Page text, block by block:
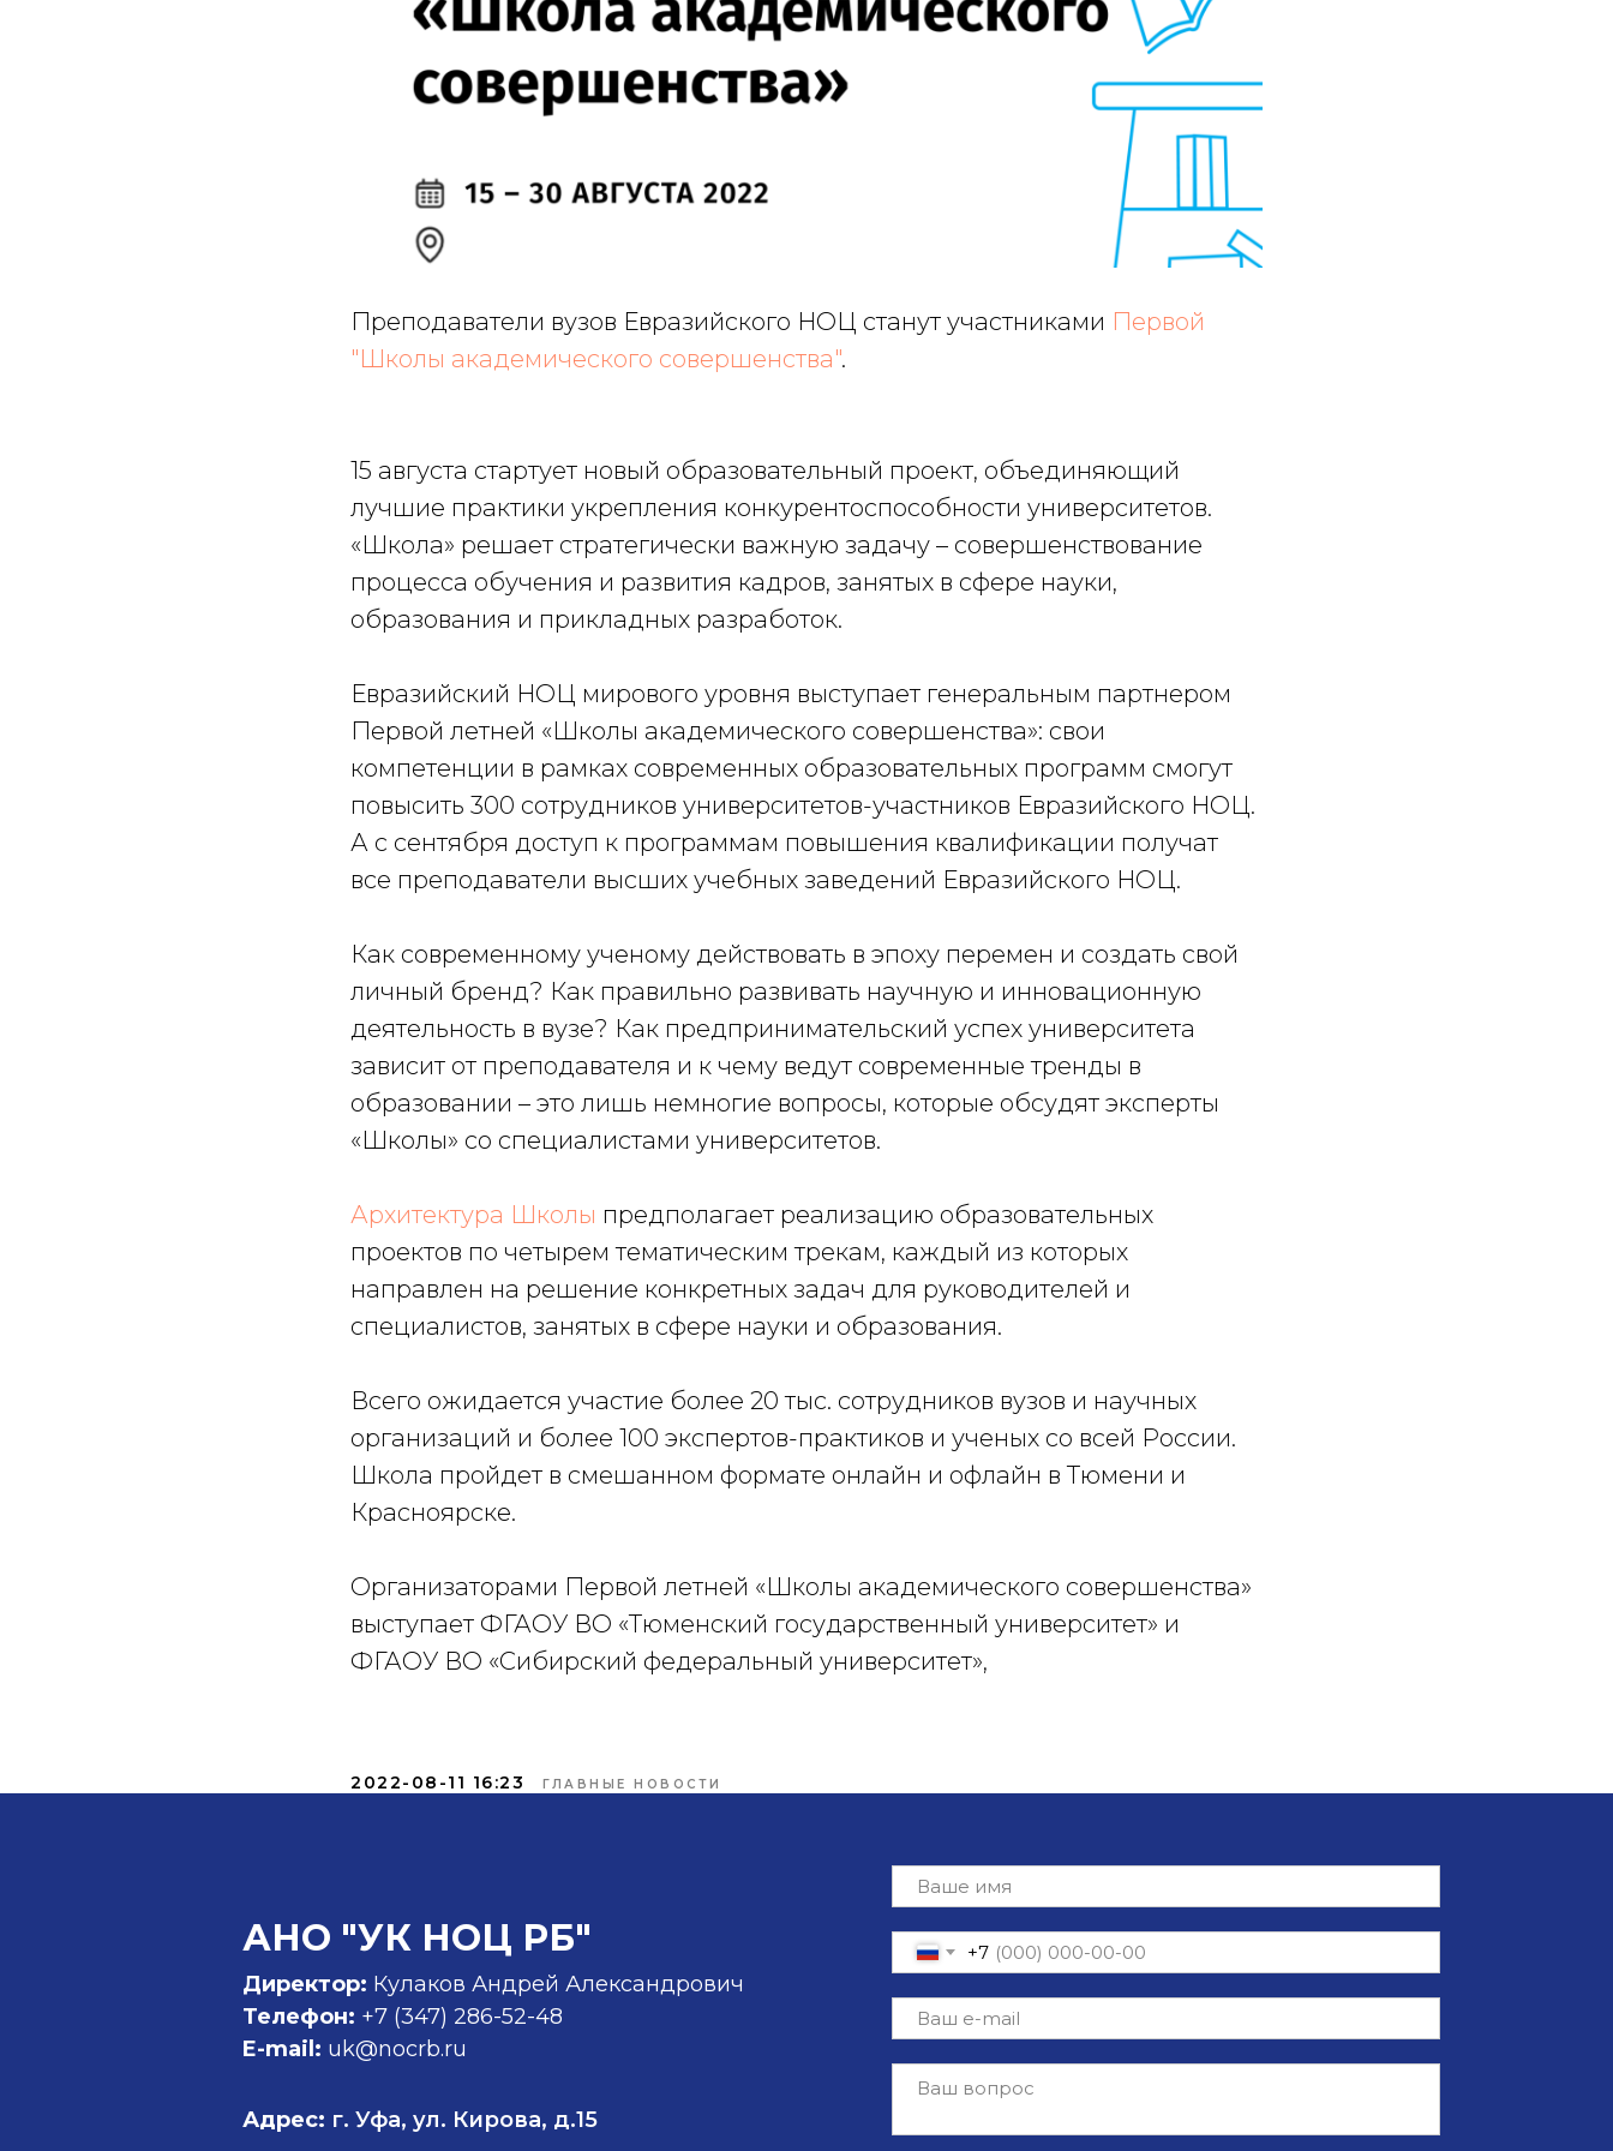
Преподаватели вузов Евразийского НОЦ станут участниками Первой
"Школы академического совершенства".
15 августа стартует новый образовательный проект, объединяющий
лучшие практики укрепления конкурентоспособности университетов.
«Школа» решает стратегически важную задачу – совершенствование
процесса обучения и развития кадров, занятых в сфере науки,
образования и прикладных разработок.
Евразийский НОЦ мирового уровня выступает генеральным партнером
Первой летней «Школы академического совершенства»: свои
компетенции в рамках современных образовательных программ смогут
повысить 300 сотрудников университетов-участников Евразийского НОЦ.
А с сентября доступ к программам повышения квалификации получат
все преподаватели высших учебных заведений Евразийского НОЦ.
Как современному ученому действовать в эпоху перемен и создать свой
личный бренд? Как правильно развивать научную и инновационную
деятельность в вузе? Как предпринимательский успех университета
зависит от преподавателя и к чему ведут современные тренды в
образовании – это лишь немногие вопросы, которые обсудят эксперты
«Школы» со специалистами университетов.
Архитектура Школы предполагает реализацию образовательных
проектов по четырем тематическим трекам, каждый из которых
направлен на решение конкретных задач для руководителей и
специалистов, занятых в сфере науки и образования.
Всего ожидается участие более 20 тыс. сотрудников вузов и научных
организаций и более 100 экспертов-практиков и ученых со всей России.
Школа пройдет в смешанном формате онлайн и офлайн в Тюмени и
Красноярске.
Организаторами Первой летней «Школы академического совершенства»
выступает ФГАОУ ВО «Тюменский государственный университет» и
ФГАОУ ВО «Сибирский федеральный университет»,
2022-08-11 16:23 ГЛАВНЫЕ НОВОСТИ
+7
АНО "УК НОЦ РБ"
Директор: Кулаков Андрей Александрович
Телефон: +7 (347) 286-52-48
E-mail: uk@nocrb.ru
Адрес: г. Уфа, ул. Кирова, д.15